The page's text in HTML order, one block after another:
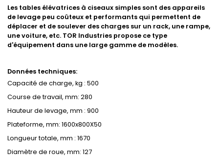
Les tables élévatrices à ciseaux simples sont des appareils
de levage peu coûteux et performants qui permettent de
déplacer et de soulever des charges sur un rack, une rampe,
une voiture, etc. TOR Industries propose ce type
d'équipement dans une large gamme de modèles.
Données techniques:
Capacité de charge, kg : 500
Course de travail, mm: 280
Hauteur de levage, mm : 900
Plateforme, mm: 1600x800X50
Longueur totale, mm : 1670
Diamètre de roue, mm: 127